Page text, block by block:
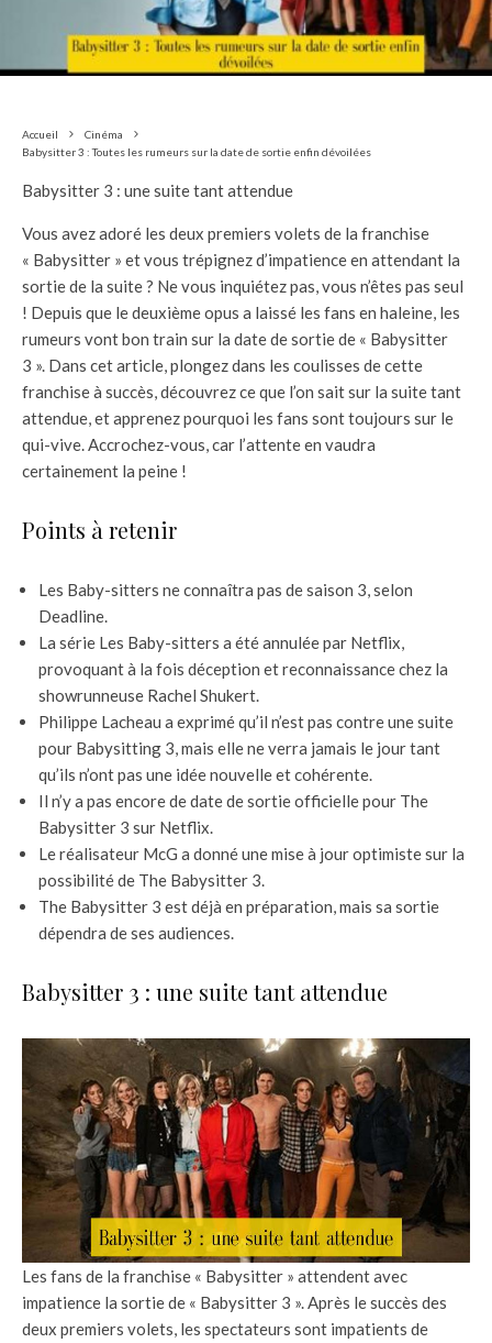
Accueil
Cinéma
Babysitter 3 : Toutes les rumeurs sur la date de sortie enfin dévoilées
Babysitter 3 : une suite tant attendue
Vous avez adoré les deux premiers volets de la franchise
« Babysitter » et vous trépignez d’impatience en attendant la
sortie de la suite ? Ne vous inquiétez pas, vous n’êtes pas seul
! Depuis que le deuxième opus a laissé les fans en haleine, les
rumeurs vont bon train sur la date de sortie de « Babysitter
3 ». Dans cet article, plongez dans les coulisses de cette
franchise à succès, découvrez ce que l’on sait sur la suite tant
attendue, et apprenez pourquoi les fans sont toujours sur le
qui-vive. Accrochez-vous, car l’attente en vaudra
certainement la peine !
Points à retenir
Les Baby-sitters ne connaîtra pas de saison 3, selon
Deadline.
La série Les Baby-sitters a été annulée par Netflix,
provoquant à la fois déception et reconnaissance chez la
showrunneuse Rachel Shukert.
Philippe Lacheau a exprimé qu’il n’est pas contre une suite
pour Babysitting 3, mais elle ne verra jamais le jour tant
qu’ils n’ont pas une idée nouvelle et cohérente.
Il n’y a pas encore de date de sortie officielle pour The
Babysitter 3 sur Netflix.
Le réalisateur McG a donné une mise à jour optimiste sur la
possibilité de The Babysitter 3.
The Babysitter 3 est déjà en préparation, mais sa sortie
dépendra de ses audiences.
Babysitter 3 : une suite tant attendue
Les fans de la franchise « Babysitter » attendent avec
impatience la sortie de « Babysitter 3 ». Après le succès des
deux premiers volets, les spectateurs sont impatients de